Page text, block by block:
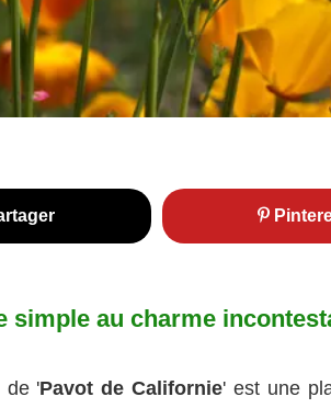
simple au charme
de 'Pavot de Californie' est une